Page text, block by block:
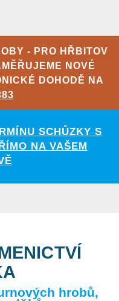
- PRO HŘBITOV
NOVÉ
DOHODĚ NA
SCHŮZKY S
NA VAŠEM
hrobů,